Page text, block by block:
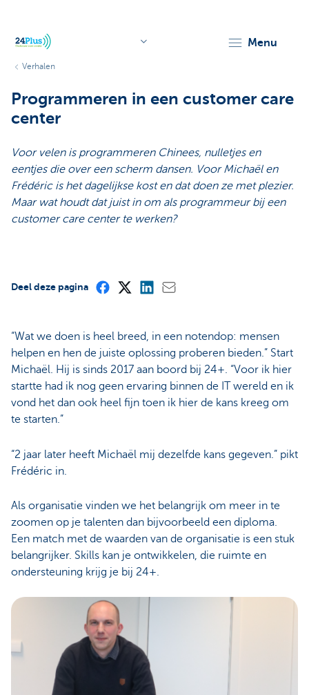
menu
Verhalen
Programmeren in een customer care
center
Voor velen is programmeren Chinees, nulletjes en
eentjes die over een scherm dansen. Voor Michaël en
Frédéric is het dagelijkse kost en dat doen ze met plezier.
Maar wat houdt dat juist in om als programmeur bij een
customer care center te werken?
Deel deze pagina
“Wat we doen is heel breed, in een notendop: mensen
helpen en hen de juiste oplossing proberen bieden.” Start
Michaël. Hij is sinds 2017 aan boord bij 24+. “Voor ik hier
startte had ik nog geen ervaring binnen de IT wereld en ik
vond het dan ook heel fijn toen ik hier de kans kreeg om
te starten.”
“2 jaar later heeft Michaël mij dezelfde kans gegeven.” pikt
Frédéric in.
Als organisatie vinden we het belangrijk om meer in te
zoomen op je talenten dan bijvoorbeeld een diploma.
Een match met de waarden van de organisatie is een stuk
belangrijker. Skills kan je ontwikkelen, die ruimte en
ondersteuning krijg je bij 24+.